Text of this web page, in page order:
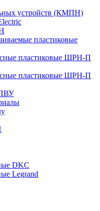
устройств (КМПН)
пластиковые
пластиковые ЩРН-П
пластиковые ЩРН-П
DKC
Legrand